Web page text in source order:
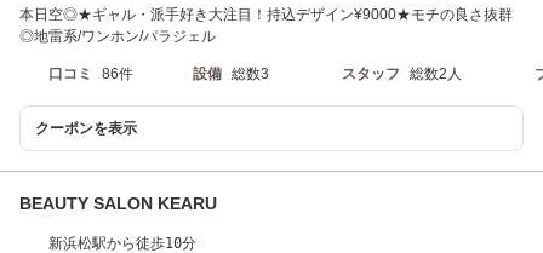
本日空◎★ギャル・派手好き大注目！持込デザイン¥9000★モチの良さ抜群
◎地雷系/ワンホン/パラジェル
口コミ 86件 設備 総数3 スタッフ 総数2人
クーポンを表示
BEAUTY SALON KEARU
新浜松駅から徒歩10分